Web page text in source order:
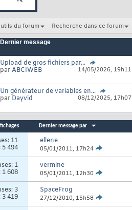
du forum Recherche dans ce forum
Dernier message
Upload de gros fichiers par...
parABCIWEB 14/05/2026, 19h11
Un générateur de variables en...
par Dayvid 08/12/2025, 17h07
Dernier message par
11
5 494
ellene
05/01/2011, 17h24
1
1 608
vermine
05/01/2011, 12h30
3
3 419
SpaceFrog
27/12/2010, 15h58